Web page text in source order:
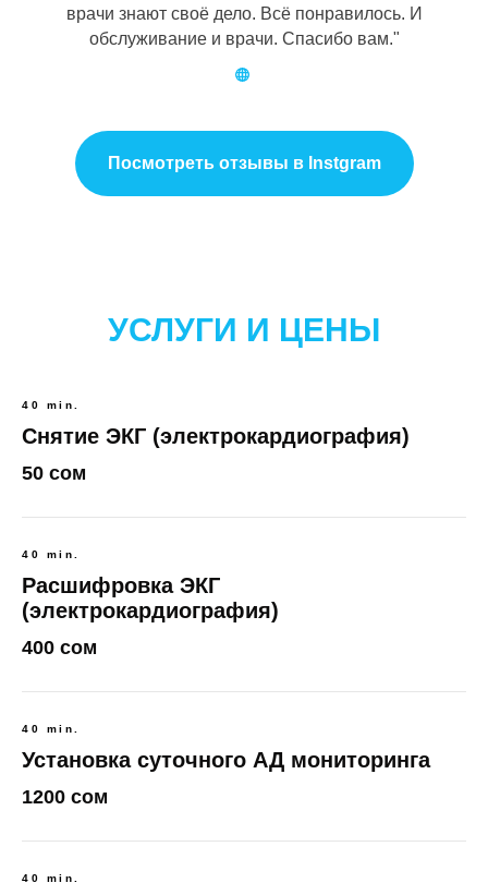
врачи знают своё дело. Всё понравилось. И
обслуживание и врачи. Спасибо вам."
Посмотреть отзывы в Instgram
УСЛУГИ И ЦЕНЫ
40 min.
Снятие ЭКГ (электрокардиография)
50 сом
40 min.
Расшифровка ЭКГ
(электрокардиография)
400 сом
40 min.
Установка суточного АД мониторинга
1200 сом
40 min.